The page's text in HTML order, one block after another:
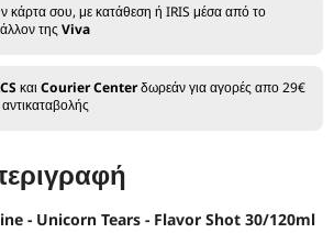
κάρτα σου, με κατάθεση ή IRIS μέσα από το
της Viva
καιCourier Centerδωρεάν για αγορές απο 29€
- Unicorn Tears - Flavor Shot 30/120ml